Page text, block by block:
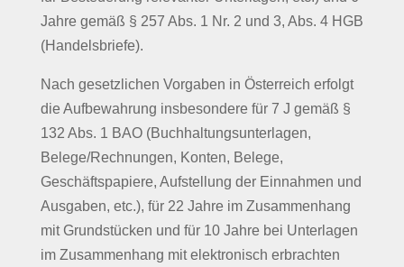
Jahre gemäß § 257 Abs. 1 Nr. 2 und 3, Abs. 4 HGB
(Handelsbriefe).
Nach gesetzlichen Vorgaben in Österreich erfolgt
die Aufbewahrung insbesondere für 7 J gemäß §
132 Abs. 1 BAO (Buchhaltungsunterlagen,
Belege/Rechnungen, Konten, Belege,
Geschäftspapiere, Aufstellung der Einnahmen und
Ausgaben, etc.), für 22 Jahre im Zusammenhang
mit Grundstücken und für 10 Jahre bei Unterlagen
im Zusammenhang mit elektronisch erbrachten